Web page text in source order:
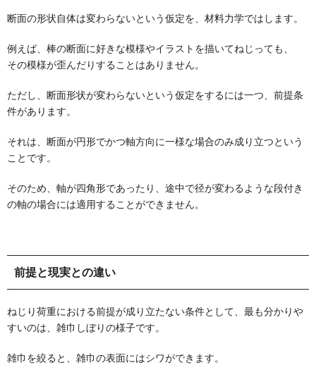
断面の形状自体は変わらないという仮定を、材料力学ではします。
例えば、棒の断面に好きな模様やイラストを描いてねじっても、
その模様が歪んだりすることはありません。
ただし、断面形状が変わらないという仮定をするには一つ、前提条
件があります。
それは、 断面が円形でかつ軸方向に一様な場合のみ成り立つという
こと です。
そのため、軸が四角形であったり、途中で径が変わるような段付き
の軸の場合には適用することができません。
前提と現実との違い
ねじり荷重における前提が成り立たない条件として、最も分かりや
すいのは、雑巾しぼりの様子です。
雑巾を絞ると、雑巾の表面にはシワができます。